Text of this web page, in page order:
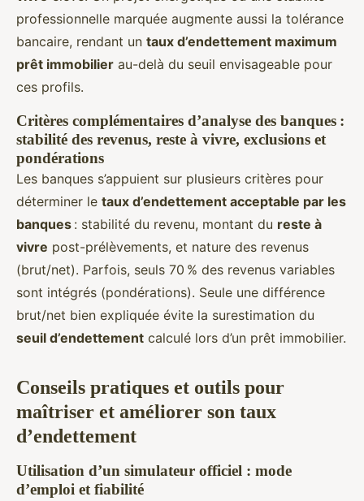
professionnelle marquée augmente aussi la tolérance
bancaire, rendant un taux d’endettement maximum
prêt immobilier au-delà du seuil envisageable pour
ces profils.
Critères complémentaires d’analyse des banques :
stabilité des revenus, reste à vivre, exclusions et
pondérations
Les banques s’appuient sur plusieurs critères pour
déterminer le taux d’endettement acceptable par les
banques : stabilité du revenu, montant du reste à
vivre post-prélèvements, et nature des revenus
(brut/net). Parfois, seuls 70 % des revenus variables
sont intégrés (pondérations). Seule une différence
brut/net bien expliquée évite la surestimation du
seuil d’endettement calculé lors d’un prêt immobilier.
Conseils pratiques et outils pour
maîtriser et améliorer son taux
d’endettement
Utilisation d’un simulateur officiel : mode
d’emploi et fiabilité